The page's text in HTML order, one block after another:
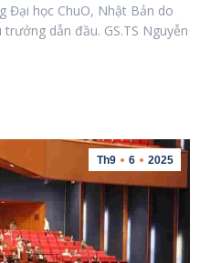
Đại học ChuO, Nhật Bản do
dẫn đầu. GS.TS Nguyễn
Th9 6 2025